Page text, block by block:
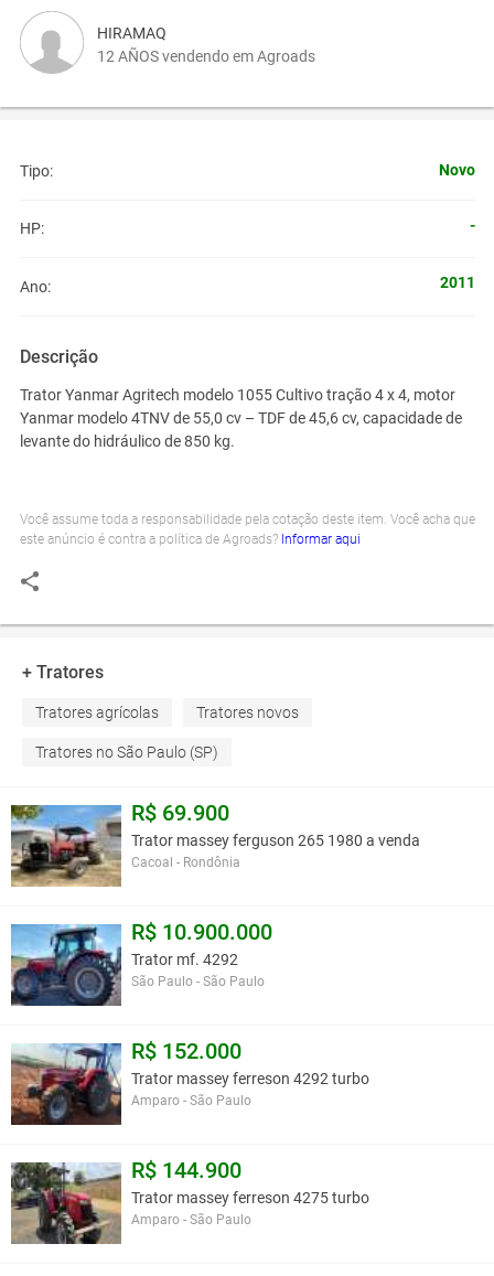
HIRAMAQ
12 AÑOS vendendo em Agroads
Tipo: Novo
HP: -
Ano: 2011
Descrição
Trator Yanmar Agritech modelo 1055 Cultivo tração 4 x 4, motor
Yanmar modelo 4TNV de 55,0 cv – TDF de 45,6 cv, capacidade de
levante do hidráulico de 850 kg.
Você assume toda a responsabilidade pela cotação deste item. Você acha que
este anúncio é contra a política de Agroads? Informar aqui
+ Tratores
Tratores agrícolas Tratores novos
Tratores no São Paulo (SP)
R$ 69.900
Trator massey ferguson 265 1980 a venda
Cacoal - Rondônia
R$ 10.900.000
Trator mf. 4292
São Paulo - São Paulo
R$ 152.000
Trator massey ferreson 4292 turbo
Amparo - São Paulo
R$ 144.900
Trator massey ferreson 4275 turbo
Amparo - São Paulo